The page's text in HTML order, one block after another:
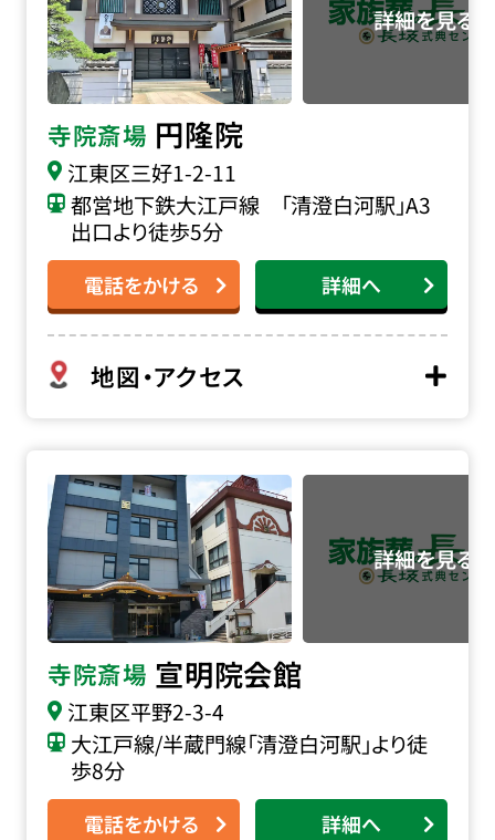
寺院斎場 円隆院
江東区三好1-2-11
都営地下鉄大江戸線 「清澄白河駅」A3
出口より徒歩5分
電話をかける 詳細へ
地図・アクセス
寺院斎場 宣明院会館
江東区平野2-3-4
大江戸線/半蔵門線「清澄白河駅」より徒
歩8分
電話をかける 詳細へ